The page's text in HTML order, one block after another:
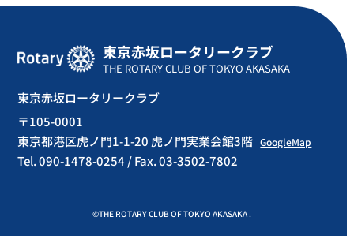
東京赤坂ロータリークラブ
THE ROTARY CLUB OF TOKYO AKASAKA
東京赤坂ロータリークラブ
〒105-0001
東京都港区虎ノ門1-1-20 虎ノ門実業会館3階 GoogleMap
Tel. 090-1478-0254 / Fax. 03-3502-7802
©THE ROTARY CLUB OF TOKYO AKASAKA .